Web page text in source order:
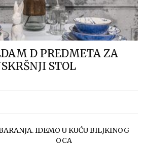
D PREDMETA ZA
STOL
IDEMO U KUĆU BILJKINOG
OCA